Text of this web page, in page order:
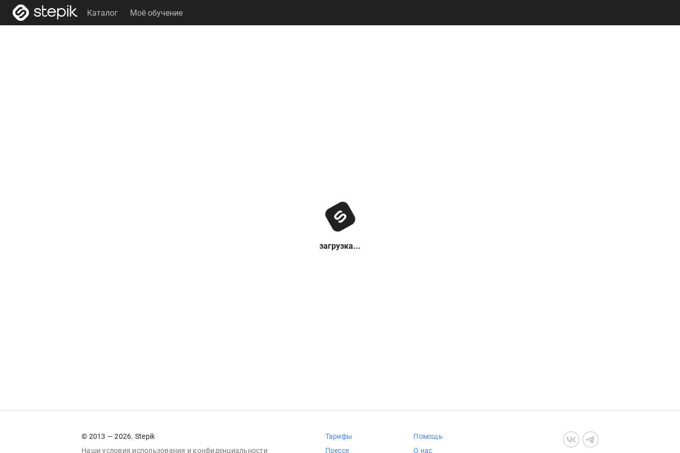
Каталог Моё обучение
загрузка...
© 2013 — 2026. Stepik
Наши условия использования и конфиденциальности
Тарифы
Прессе
Помощь
О нас